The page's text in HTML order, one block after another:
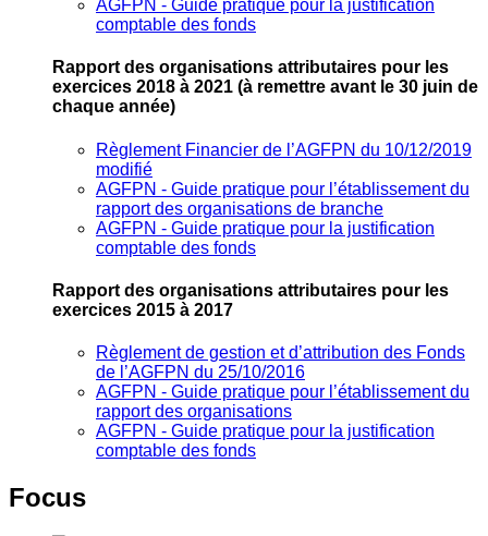
AGFPN ‐ Guide pratique pour la justification
comptable des fonds
Rapport des organisations attributaires pour les
exercices 2018 à 2021 (à remettre avant le 30 juin de
chaque année)
Règlement Financier de l’AGFPN du 10/12/2019
modifié
AGFPN ‐ Guide pratique pour l’établissement du
rapport des organisations de branche
AGFPN ‐ Guide pratique pour la justification
comptable des fonds
Rapport des organisations attributaires pour les
exercices 2015 à 2017
Règlement de gestion et d’attribution des Fonds
de l’AGFPN du 25/10/2016
AGFPN ‐ Guide pratique pour l’établissement du
rapport des organisations
AGFPN ‐ Guide pratique pour la justification
comptable des fonds
Focus